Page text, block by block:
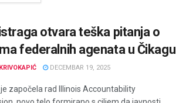
otvara teška pitanja o
federalnih agenata u Čikagu
DECEMBAR 19, 2025
je započela rad Illinois Accountability